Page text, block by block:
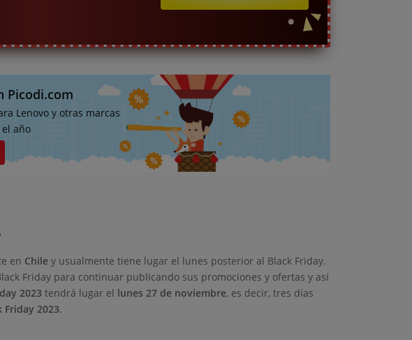
Picodi.com
Lenovo y otras marcas
año
en Chile y usualmente tiene lugar el lunes posterior al Black Friday.
Friday para continuar publicando sus promociones y ofertas y así
2023 tendrá lugar el lunes 27 de noviembre, es decir, tres días
Friday 2023.